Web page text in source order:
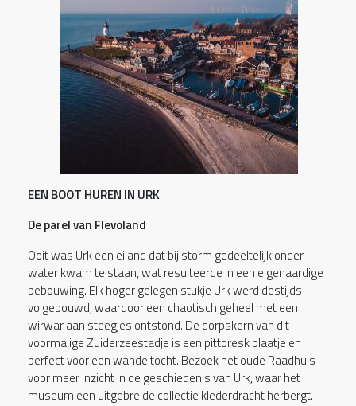
EEN BOOT HUREN IN URK
De parel van Flevoland
Ooit was Urk een eiland dat bij storm gedeeltelijk onder
water kwam te staan, wat resulteerde in een eigenaardige
bebouwing. Elk hoger gelegen stukje Urk werd destijds
volgebouwd, waardoor een chaotisch geheel met een
wirwar aan steegjes ontstond. De dorpskern van dit
voormalige Zuiderzeestadje is een pittoresk plaatje en
perfect voor een wandeltocht. Bezoek het oude Raadhuis
voor meer inzicht in de geschiedenis van Urk, waar het
museum een uitgebreide collectie klederdracht herbergt.